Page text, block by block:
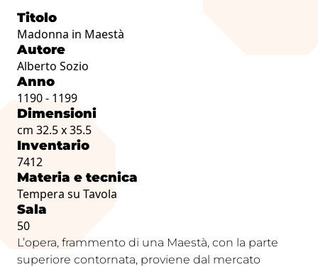
Titolo
Madonna in Maestà
Autore
Alberto Sozio
Anno
1190 - 1199
Dimensioni
cm 32.5 x 35.5
Inventario
7412
Materia e tecnica
Tempera su Tavola
Sala
50
L’opera, frammento di una Maestà, con la parte
superiore contornata, proviene dal mercato